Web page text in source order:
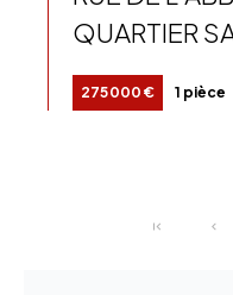
QUARTIER
275 000 € 1 pièce